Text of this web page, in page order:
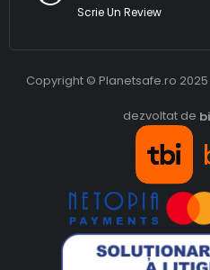
Scrie Un Review
Copyright © Planetsafe.ro
dezvoltat de